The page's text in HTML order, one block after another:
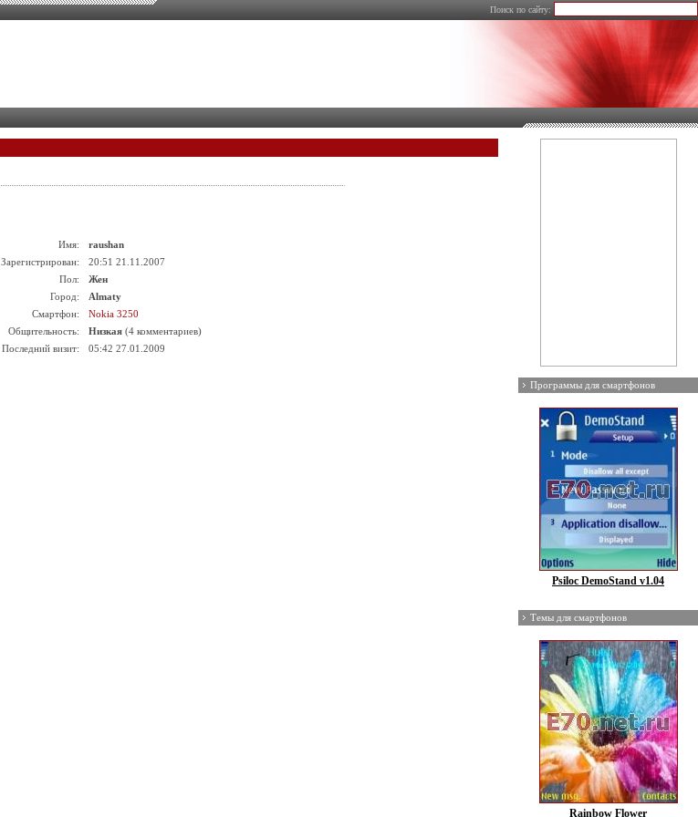
Поиск по сайту:
Имя:
raushan
Зарегистрирован:
20:51 21.11.2007
Пол:
Жен
Город:
Almaty
Смартфон:
Nokia 3250
Общительность:
Низкая (4 комментариев)
Последний визит:
05:42 27.01.2009
Программы для смартфонов
Psiloc DemoStand v1.04
Темы для смартфонов
Rainbow Flower